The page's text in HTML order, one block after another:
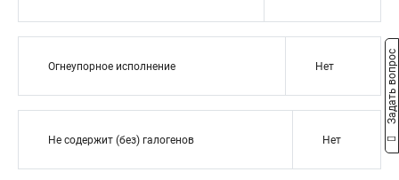
Огнеупорное исполнение Нет
Не содержит (без) галогенов Нет
Задать вопрос